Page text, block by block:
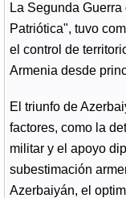
La Segunda
Patriótica", tuvo
el control de
Armenia desde
El triunfo de
factores, como la
militar y el apoyo
subestimación
Azerbaiyán, el